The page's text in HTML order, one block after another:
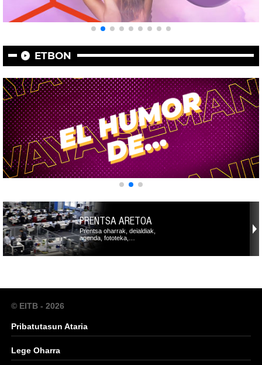
ETBON
PRENTSA ARETOA
Prentsa oharrak, deialdiak,
agenda, fototeka,…
© EITB - 2026
Pribatutasun Ataria
Lege Oharra